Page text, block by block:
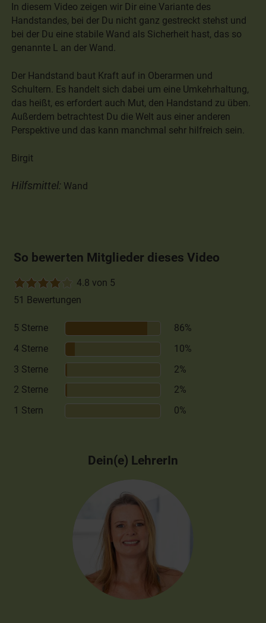
In diesem Video zeigen wir Dir eine Variante des
Handstandes, bei der Du nicht ganz gestreckt stehst und
bei der Du eine stabile Wand als Sicherheit hast, das so
genannte L an der Wand.
Der Handstand baut Kraft auf in Oberarmen und
Schultern. Es handelt sich dabei um eine Umkehrhaltung,
das heißt, es erfordert auch Mut, den Handstand zu üben.
Außerdem betrachtest Du die Welt aus einer anderen
Perspektive und das kann manchmal sehr hilfreich sein.
Birgit
Hilfsmittel: Wand
So bewerten Mitglieder dieses Video
4.8 von 5
51 Bewertungen
5 Sterne
86%
4 Sterne
10%
3 Sterne
2%
2 Sterne
2%
1 Stern
0%
Dein(e) LehrerIn